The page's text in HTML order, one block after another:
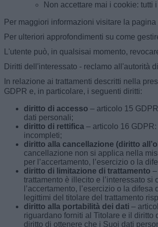
Non accettare mai i cookie: tutti
Per maggiori informazioni visitare la pagina
Per ulteriori approfondimenti su come
L'utente può, in qualsisai momento,
Diritti dell'interessato - reclamo all'autorità
In relazione ai trattamenti descritti nella
GDPR e, in particolare, i seguenti diritti:
diritto di accesso – articolo 15
dati personali;
diritto di rettifica – articolo 16
incompleti;
diritto alla cancellazione (diritto
cancellazione non si applica nella
per l’accertamento, l’esercizio o la
diritto di limitazione di trattamento
trattamento è illecito e l’interessato
l’accertamento, l’esercizio o la
legittimi del titolare del trattamento
diritto alla portabilità dei dati –
riguardano forniti al Titolare e il diritto
diritto di ottenere che i Suoi dati